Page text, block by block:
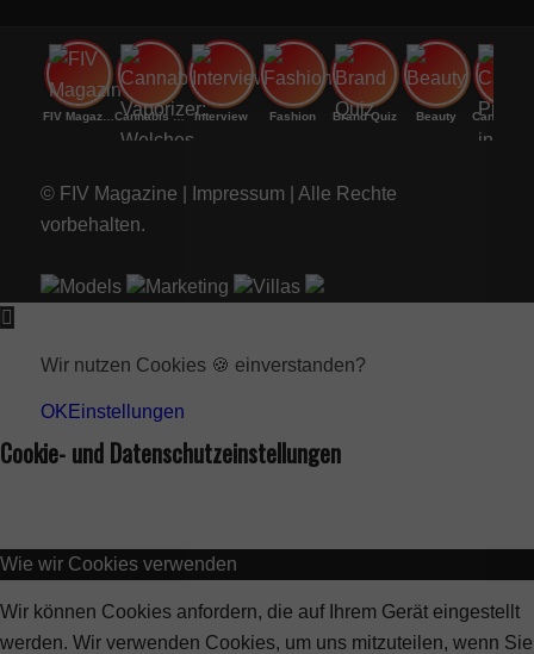
FIV Magazine Cannabis Vaporizer: Welches Interview Fashion Brand Quiz Beauty
© FIV Magazine | Impressum | Alle Rechte
vorbehalten.
Models Marketing Villas
Wir nutzen Cookies 🍪 einverstanden?
OK Einstellungen
Cookie- und Datenschutzeinstellungen
Wie wir Cookies verwenden
Wir können Cookies anfordern, die auf Ihrem Gerät eingestellt
werden. Wir verwenden Cookies, um uns mitzuteilen, wenn Sie